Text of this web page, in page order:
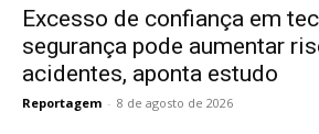
Excesso de confiança em
segurança pode aumentar
acidentes, aponta estudo
Reportagem - 8 de agosto de 2026